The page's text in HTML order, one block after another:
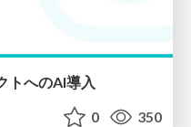
トへのAI導入
0 350